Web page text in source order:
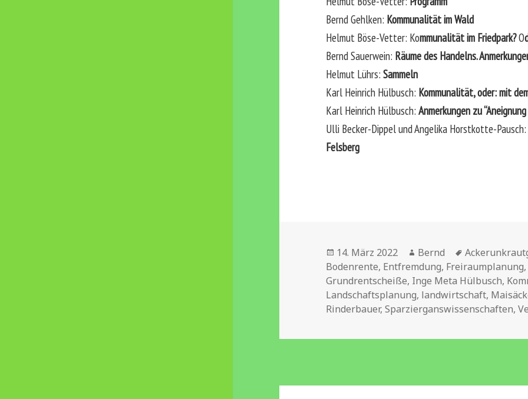
Bernd Gehlken: Kommunalität im Wald
Helmut Böse-Vetter: Kommunalität im Friedpark?O
Bernd Sauerwein: Räume des Handelns.
Helmut Lührs:Sammeln
Karl Heinrich Hülbusch: Kommunalität, oder: mit
Karl Heinrich Hülbusch:Anmerkungen zu
Ulli Becker-Dippel und Angelika Horstkotte-
Felsberg
Veröffentlicht
am
14. März 2022 Autor
Bernd Schlagwörter
Bodenrente, Entfremdung, Freiraumplanung
Grundrentscheiße, Inge Meta Hülbusch,
Landschaftsplanung, landwirtschaft,
Rinderbauer,Sparzierganswissenschaften,